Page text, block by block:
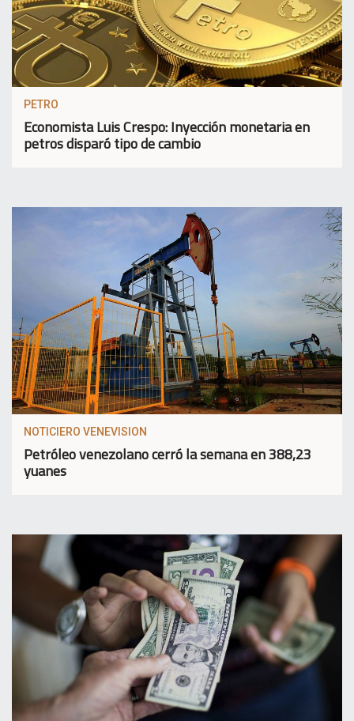
PETRO
Economista Luis Crespo: Inyección monetaria en
petros disparó tipo de cambio
NOTICIERO VENEVISION
Petróleo venezolano cerró la semana en 388,23
yuanes